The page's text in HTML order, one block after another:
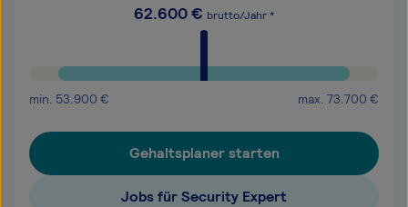
62.600€ brutto/Jahr *
min. 53.900 € max. 73.700 €
Gehaltsplaner starten
Jobs für Security Expert